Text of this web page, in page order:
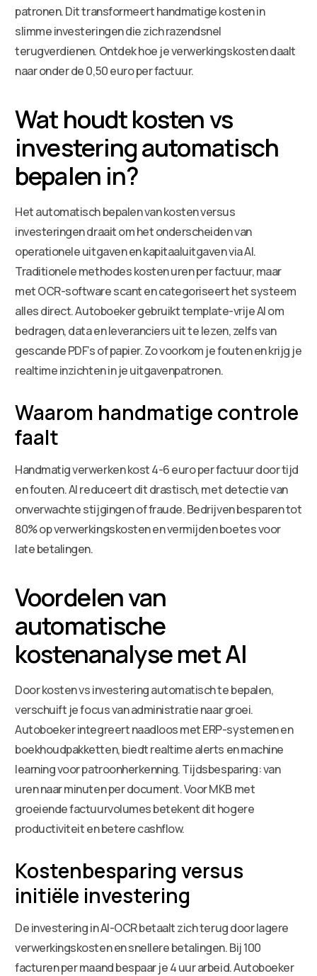
patronen. Dit transformeert handmatige kosten in
slimme investeringen die zich razendsnel
terugverdienen. Ontdek hoe je verwerkingskosten daalt
naar onder de 0,50 euro per factuur.
Wat houdt kosten vs
investering automatisch
bepalen in?
Het automatisch bepalen van kosten versus
investeringen draait om het onderscheiden van
operationele uitgaven en kapitaaluitgaven via AI.
Traditionele methodes kosten uren per factuur, maar
met OCR-software scant en categoriseert het systeem
alles direct. Autoboeker gebruikt template-vrije AI om
bedragen, data en leveranciers uit te lezen, zelfs van
gescande PDF’s of papier. Zo voorkom je fouten en krijg je
realtime inzichten in je uitgavenpatronen.
Waarom handmatige controle
faalt
Handmatig verwerken kost 4-6 euro per factuur door tijd
en fouten. AI reduceert dit drastisch, met detectie van
onverwachte stijgingen of fraude. Bedrijven besparen tot
80% op verwerkingskosten en vermijden boetes voor
late betalingen.
Voordelen van
automatische
kostenanalyse met AI
Door kosten vs investering automatisch te bepalen,
verschuift je focus van administratie naar groei.
Autoboeker integreert naadloos met ERP-systemen en
boekhoudpakketten, biedt realtime alerts en machine
learning voor patroonherkenning. Tijdsbesparing: van
uren naar minuten per document. Voor MKB met
groeiende factuurvolumes betekent dit hogere
productiviteit en betere cashflow.
Kostenbesparing versus
initiële investering
De investering in AI-OCR betaalt zich terug door lagere
verwerkingskosten en snellere betalingen. Bij 100
facturen per maand bespaar je 4 uur arbeid. Autoboeker